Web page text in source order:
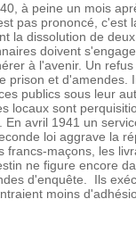
à peine un mois
pas prononcé, c'est
la dissolution de
doivent
à l'avenir. Un
prison et d'amendes.
publics sous leur
locaux sont
avril 1941 un
loi aggrave la
francs-maçons, les
ne figure encore
d'enquête. Ils
moins